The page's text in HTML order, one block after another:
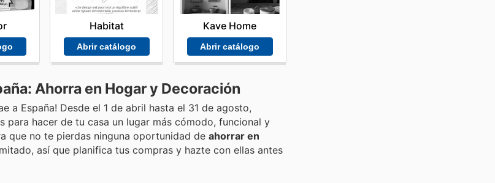
Habitat
Abrir catálogo
Kave Home
Abrir catálogo
Ahorra en Hogar y Decoración
a España! Desde el 1 de abril hasta el 31 de agosto,
hacer de tu casa un lugar más cómodo, funcional y
que no te pierdas ninguna oportunidad de ahorrar en
así que planifica tus compras y hazte con ellas antes